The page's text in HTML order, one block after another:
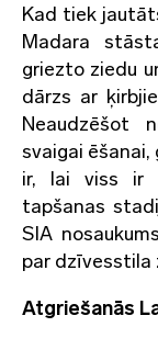
Kad tiek
Madara
griezto ziedu
dārzs ar
Neaudzēšot
svaigai ēšanai,
ir, lai viss ir
tapšanas
SIA
par dzīvesstila
Atgriešanās